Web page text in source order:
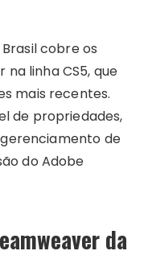
cobre os
linha CS5, que
mais recentes.
de propriedades,
de
do Adobe
da